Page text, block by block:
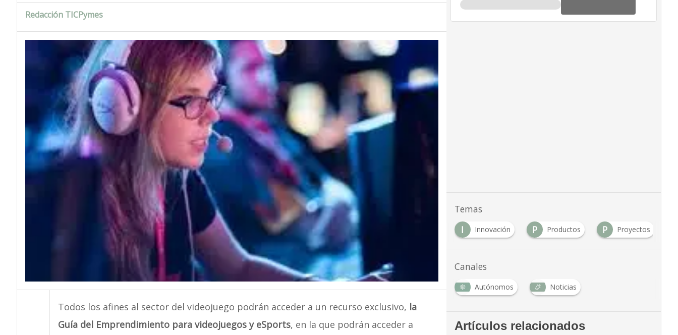
Redacción TICPymes
Todos los afines al sector del videojuego podrán acceder a un recurso exclusivo, la
Guía del Emprendimiento para videojuegos y eSports, en la que podrán acceder a
Temas
I Innovación P Productos P Proyectos
Canales
Autónomos Noticias
Artículos relacionados